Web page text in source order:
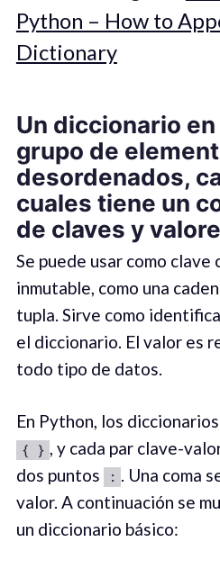
Python – How to
Dictionary
Un diccionario
grupo de
desordenados,
cuales tiene un
de claves y
Se puede usar como
inmutable, como una
tupla. Sirve como
el diccionario. El valor es
todo tipo de datos.
En Python, los
{ } , y cada par clave-
dos puntos
: . Una coma
valor. A continuación se
un diccionario básico: